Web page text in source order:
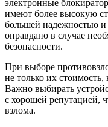
электронные
имеют более высокую
большей надежностью
оправдано в случае
безопасности.
При выборе
не только их
Важно выбирать
с хорошей репутацией,
взлома.